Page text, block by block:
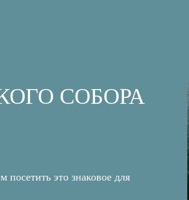
СОБОРА
это знаковое для